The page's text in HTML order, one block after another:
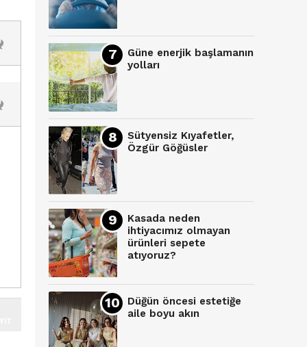
Güne enerjik başlamanın
yolları
Sütyensiz Kıyafetler,
Özgür Göğüsler
Kasada neden
ihtiyacımız olmayan
ürünleri sepete
atıyoruz?
Düğün öncesi estetiğe
aile boyu akın